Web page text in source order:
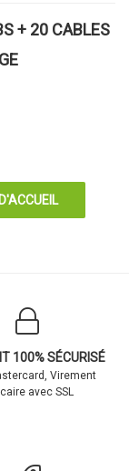
+ 20 CABLES
100% SÉCURISÉ
Virement
avec SSL